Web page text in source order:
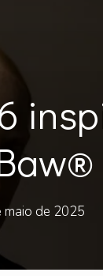
maio de 2025